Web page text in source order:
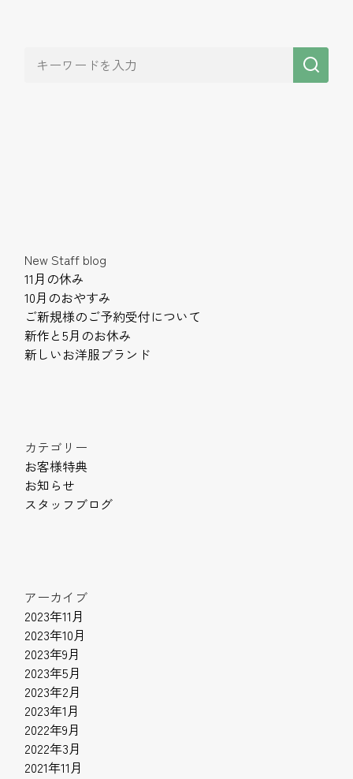
New Staff blog
11月の休み
10月のおやすみ
ご新規様のご予約受付について
新作と5月のお休み
新しいお洋服ブランド
カテゴリー
お客様特典
お知らせ
スタッフブログ
アーカイブ
2023年11月
2023年10月
2023年9月
2023年5月
2023年2月
2023年1月
2022年9月
2022年3月
2021年11月